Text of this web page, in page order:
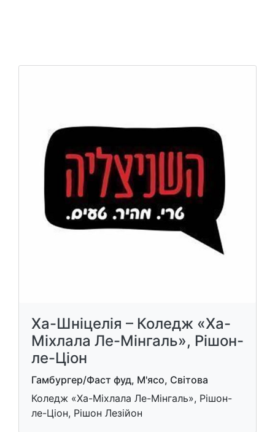
Ха-Шніцелія – Коледж «Ха-
Міхлала Ле-Мінгаль», Рішон-
ле-Ціон
Гамбургер/Фаст фуд, М'ясо, Світова
Коледж «Ха-Міхлала Ле-Мінгаль», Рішон-
ле-Ціон, Рішон Лезійон